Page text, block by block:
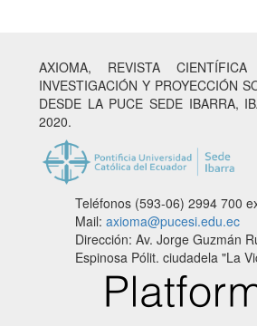
AXIOMA, REVISTA
INVESTIGACIÓN Y PROYECCIÓN
DESDE LA PUCE SEDE IBARRA,
2020.
Teléfonos (593-06) 2994 700
Mail: axioma@pucesi.edu.ec
Dirección: Av. Jorge Guzmán
Espinosa Pólit. ciudadela "La